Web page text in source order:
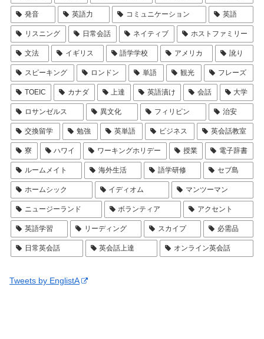
発音 英語力 コミュニケーション 英語
リスニング 日常会話 ネイティブ ホストファミリー
文法 イギリス 語学学校 アメリカ 訛り
スピーキング ロンドン 単語 観光 フレーズ
TOEIC カナダ 上達 英語漬け 会話 大学
ロサンゼルス 異文化 フィリピン 治安
交換留学 勉強 英単語 ビジネス 英会話教室
寮 ハワイ ワーキングホリデー 授業 電子辞書
ルームメイト 海外生活 語学研修 セブ島
ホームシック イディオム マンツーマン
ニュージーランド ボランティア アクセント
英語学習 リーディング スカイプ 必需品
日常英会話 英会話上達 オンライン英会話
Tweets by EnglistA